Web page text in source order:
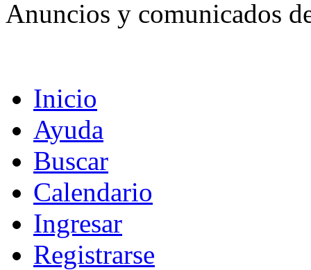
Anuncios y comunicados
Inicio
Ayuda
Buscar
Calendario
Ingresar
Registrarse